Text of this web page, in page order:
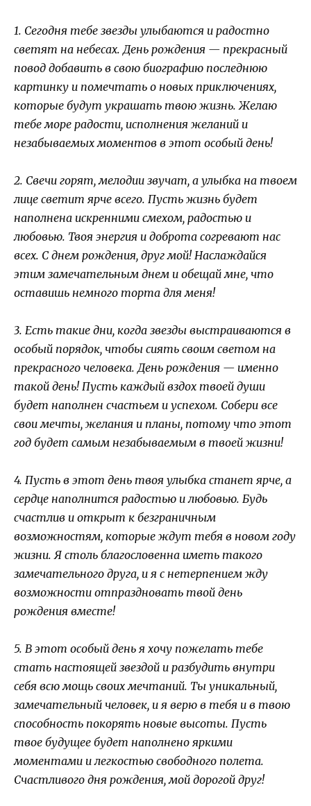
1. Сегодня тебе звезды улыбаются и радостно
светят на небесах. День рождения — прекрасный
повод добавить в свою биографию последнюю
картинку и помечтать о новых приключениях,
которые будут украшать твою жизнь. Желаю
тебе море радости, исполнения желаний и
незабываемых моментов в этот особый день!
2. Свечи горят, мелодии звучат, а улыбка на твоем
лице светит ярче всего. Пусть жизнь будет
наполнена искренними смехом, радостью и
любовью. Твоя энергия и доброта согревают нас
всех. С днем рождения, друг мой! Наслаждайся
этим замечательным днем и обещай мне, что
оставишь немного торта для меня!
3. Есть такие дни, когда звезды выстраиваются в
особый порядок, чтобы сиять своим светом на
прекрасного человека. День рождения — именно
такой день! Пусть каждый вздох твоей души
будет наполнен счастьем и успехом. Собери все
свои мечты, желания и планы, потому что этот
год будет самым незабываемым в твоей жизни!
4. Пусть в этот день твоя улыбка станет ярче, а
сердце наполнится радостью и любовью. Будь
счастлив и открыт к безграничным
возможностям, которые ждут тебя в новом году
жизни. Я столь благословенна иметь такого
замечательного друга, и я с нетерпением жду
возможности отпраздновать твой день
рождения вместе!
5. В этот особый день я хочу пожелать тебе
стать настоящей звездой и разбудить внутри
себя всю мощь своих мечтаний. Ты уникальный,
замечательный человек, и я верю в тебя и в твою
способность покорять новые высоты. Пусть
твое будущее будет наполнено яркими
моментами и легкостью свободного полета.
Счастливого дня рождения, мой дорогой друг!